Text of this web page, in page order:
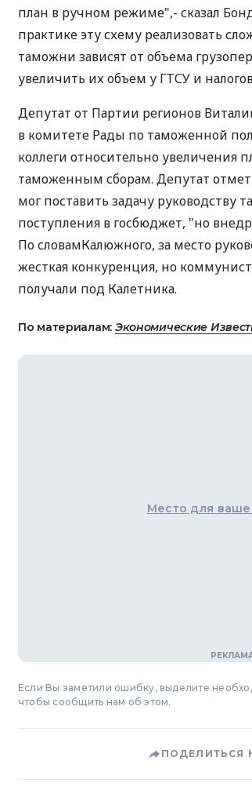
план в ручном режиме",- сказал
практике эту схему реализовать
таможни зависят от объема
увеличить их объем у ГТСУ и
Депутат от Партии регионов
в комитете Рады по таможенной
коллеги относительно увеличения
таможенным сборам. Депутат
мог поставить задачу руководству
поступления в госбюджет, "но
По словамКалюжного, за место
жесткая конкуренция, но
получали под Калетника.
По материалам: Экономические
Место для
Если Вы заметили ошибку, выделите
чтобы сообщить нам об этом.
ПОДЕЛИТЬСЯ